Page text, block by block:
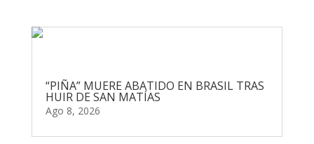
“PIÑA” MUERE ABATIDO EN BRASIL TRAS
HUIR DE SAN MATÍAS
Ago 8, 2026